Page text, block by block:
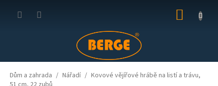
KOŠÍK
Dům a zahrada Nářadí
Kovové vějířové hrábě na listí a trávu,